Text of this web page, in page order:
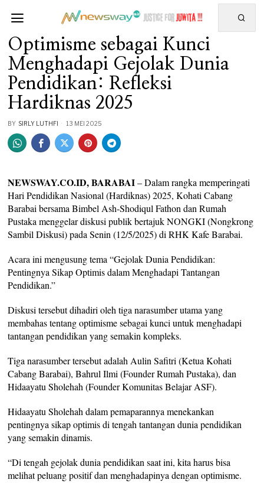
Optimisme sebagai Kunci
Menghadapi Gejolak Dunia
Pendidikan: Refleksi
Hardiknas 2025
BY SIRLY LUTHFI 13 MEI 2025
NEWSWAY.CO.ID, BARABAI– Dalam rangka memperingati
Hari Pendidikan Nasional (Hardiknas) 2025, Kohati Cabang
Barabai bersama Bimbel Ash-Shodiqul Fathon dan Rumah
Pustaka menggelar diskusi publik bertajuk NONGKI (Nongkrong
Sambil Diskusi) pada Senin (12/5/2025) di RHK Kafe Barabai.
Acara ini mengusung tema “Gejolak Dunia Pendidikan:
Pentingnya Sikap Optimis dalam Menghadapi Tantangan
Pendidikan.”
Diskusi tersebut dihadiri oleh tiga narasumber utama yang
membahas tentang optimisme sebagai kunci untuk menghadapi
tantangan pendidikan yang semakin kompleks.
Tiga narasumber tersebut adalah Aulin Safitri (Ketua Kohati
Cabang Barabai), Bahrul Ilmi (Founder Rumah Pustaka), dan
Hidaayatu Sholehah (Founder Komunitas Belajar ASF).
Hidaayatu Sholehah dalam pemaparannya menekankan
pentingnya sikap optimis di tengah tantangan dunia pendidikan
yang semakin dinamis.
“Di tengah gejolak dunia pendidikan saat ini, kita harus bisa
melihat peluang positif dan menghadapinya dengan optimisme.